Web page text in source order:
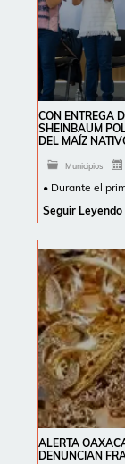
CON ENTREGA
SHEINBAUM
DEL MAÍZ
Municipios
• Durante el
Seguir Leyendo
ALERTA
DENUNCIAN